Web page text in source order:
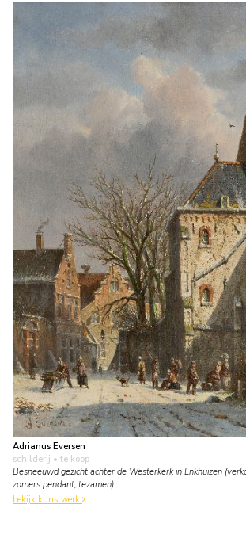
Adrianus Eversen
schilderij • te koop
Besneeuwd gezicht achter de Westerkerk in Enkhuizen
zomers pendant, tezamen)
bekijk kunstwerk